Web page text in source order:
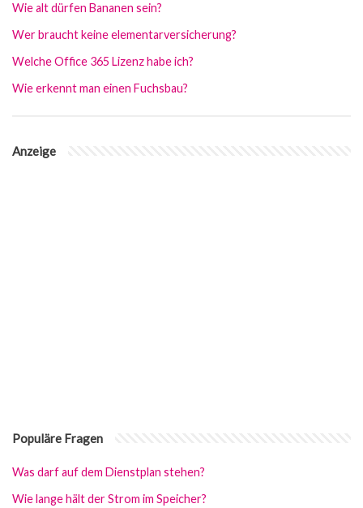
Wie alt dürfen Bananen sein?
Wer braucht keine elementarversicherung?
Welche Office 365 Lizenz habe ich?
Wie erkennt man einen Fuchsbau?
Anzeige
Populäre Fragen
Was darf auf dem Dienstplan stehen?
Wie lange hält der Strom im Speicher?